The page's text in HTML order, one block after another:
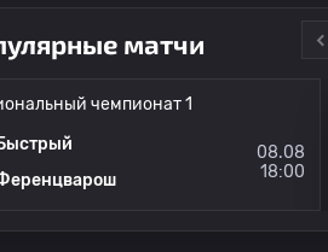
матчи
чемпионат 1
Быстрый
08.08
18:00
Клубные